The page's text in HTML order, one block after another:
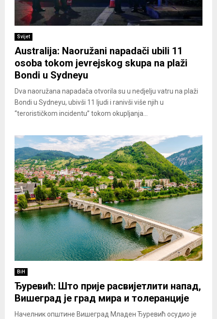
Svijet
Australija: Naoružani napadači ubili 11
osoba tokom jevrejskog skupa na plaži
Bondi u Sydneyu
Dva naoružana napadača otvorila su u nedjelju vatru na plaži
Bondi u Sydneyu, ubivši 11 ljudi i ranivši više njih u
“terorističkom incidentu” tokom okupljanja...
BiH
Ђуревић: Што прије расвијетлити напад,
Вишеград је град мира и толеранције
Начелник општине Вишеград Младен Ђуревић осудио је